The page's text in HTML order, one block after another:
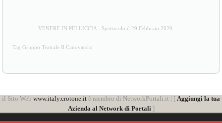
VENERE IN PELLICCIA - Spettacolo il 29 Febbraio 2020
Tag Gruppo Teatrale Il Canovaccio
il Sito Web www.italy.crotone.it è membro di NetworkPortali.it | [ Aggiungi la tua
Azienda al Network di Portali]